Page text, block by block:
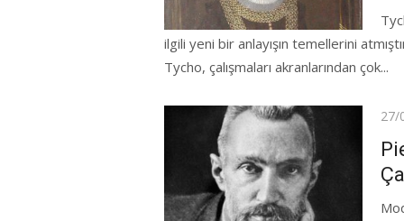
ilgili yeni bir anlayışın temellerini
Tycho, çalışmaları akranlarından çok...
27/